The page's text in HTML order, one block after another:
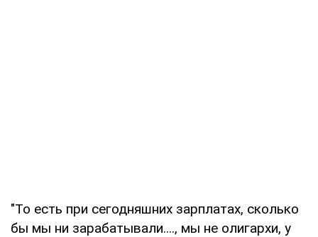
"То есть при сегодняшних зарплатах, сколько
бы мы ни зарабатывали...., мы не олигархи, у